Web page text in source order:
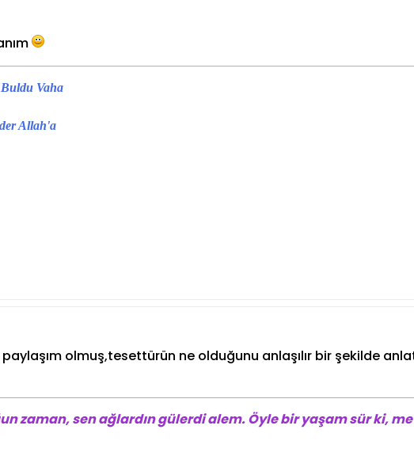
Buldu Vaha
Allah'a
olmuş,tesettürün ne olduğunu anlaşılır bir şekilde
zaman, sen ağlardın gülerdi alem. Öyle bir yaşam sür ki,